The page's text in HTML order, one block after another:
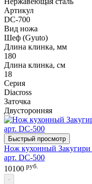
Артикул
DC-700
Вид ножа
Шеф (Gyuto)
Длина клинка, мм
180
Длина клинка, см
18
Серия
Diacross
Заточка
Двусторонняя
Быстрый просмотр
Нож кухонный Закугири
арт. DC-500
10100 руб.
-